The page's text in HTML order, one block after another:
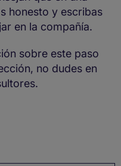
honesto y escribas
en la compañía.
sobre este paso
no dudes en